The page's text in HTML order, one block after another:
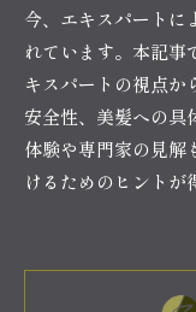
今、エキスパートに
れています。本記事
キスパートの視点か
安全性、美髪への具
体験や専門家の見解
けるためのヒントが